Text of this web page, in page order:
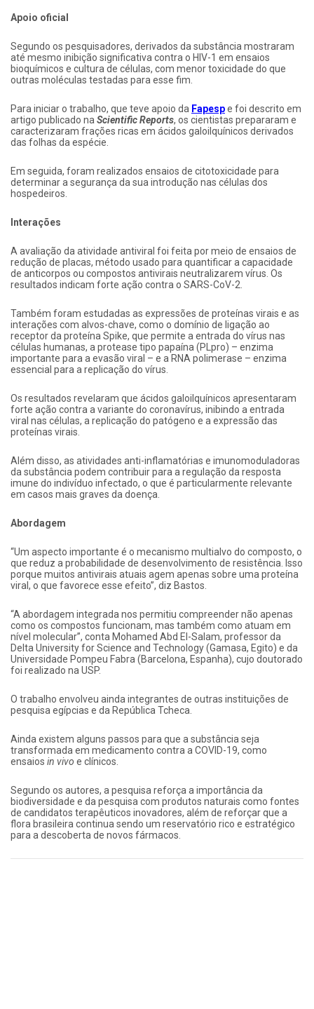
Apoio oficial
Segundo os pesquisadores, derivados da substância mostraram
até mesmo inibição significativa contra o HIV-1 em ensaios
bioquímicos e cultura de células, com menor toxicidade do que
outras moléculas testadas para esse fim.
Para iniciar o trabalho, que teve apoio da Fapespe foi descrito em
artigo publicado na Scientific Reports, os cientistas prepararam e
caracterizaram frações ricas em ácidos galoilquínicos derivados
das folhas da espécie.
Em seguida, foram realizados ensaios de citotoxicidade para
determinar a segurança da sua introdução nas células dos
hospedeiros.
Interações
A avaliação da atividade antiviral foi feita por meio de ensaios de
redução de placas, método usado para quantificar a capacidade
de anticorpos ou compostos antivirais neutralizarem vírus. Os
resultados indicam forte ação contra o SARS-CoV-2.
Também foram estudadas as expressões de proteínas virais e as
interações com alvos-chave, como o domínio de ligação ao
receptor da proteína Spike, que permite a entrada do vírus nas
células humanas, a protease tipo papaína (PLpro) – enzima
importante para a evasão viral – e a RNA polimerase – enzima
essencial para a replicação do vírus.
Os resultados revelaram que ácidos galoilquínicos apresentaram
forte ação contra a variante do coronavírus, inibindo a entrada
viral nas células, a replicação do patógeno e a expressão das
proteínas virais.
Além disso, as atividades anti-inflamatórias e imunomoduladoras
da substância podem contribuir para a regulação da resposta
imune do indivíduo infectado, o que é particularmente relevante
em casos mais graves da doença.
Abordagem
“Um aspecto importante é o mecanismo multialvo do composto, o
que reduz a probabilidade de desenvolvimento de resistência. Isso
porque muitos antivirais atuais agem apenas sobre uma proteína
viral, o que favorece esse efeito”, diz Bastos.
“A abordagem integrada nos permitiu compreender não apenas
como os compostos funcionam, mas também como atuam em
nível molecular”, conta Mohamed Abd El-Salam, professor da
Delta University for Science and Technology (Gamasa, Egito) e da
Universidade Pompeu Fabra (Barcelona, Espanha), cujo doutorado
foi realizado na USP.
O trabalho envolveu ainda integrantes de outras instituições de
pesquisa egípcias e da República Tcheca.
Ainda existem alguns passos para que a substância seja
transformada em medicamento contra a COVID-19, como
ensaios in vivo e clínicos.
Segundo os autores, a pesquisa reforça a importância da
biodiversidade e da pesquisa com produtos naturais como fontes
de candidatos terapêuticos inovadores, além de reforçar que a
flora brasileira continua sendo um reservatório rico e estratégico
para a descoberta de novos fármacos.